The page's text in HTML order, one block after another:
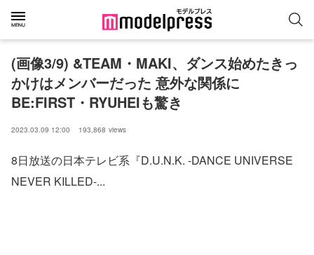
(画像3/9) &TEAM・MAKI、ダンス始めたきっ
かけはメンバーだった 意外な関係に
BE:FIRST・RYUHEIも驚き
2023.03.09 12:00 193,868 views
8日放送の日本テレビ系『D.U.N.K. -DANCE UNIVERSE
NEVER KILLED-...